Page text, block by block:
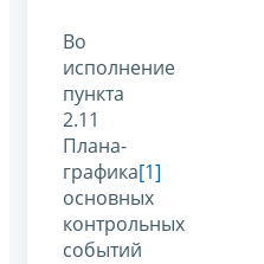
Во
исполнение
пункта
2.11
Плана-
графика[1]
основных
контрольных
событий